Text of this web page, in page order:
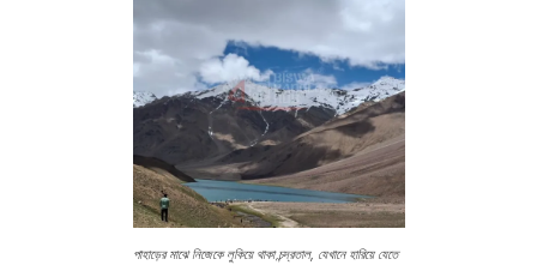
পাহাড়ের মাঝে নিজেকে লুকিয়ে থাকা চন্দ্রতাল, যেখানে হারিয়ে যেতে